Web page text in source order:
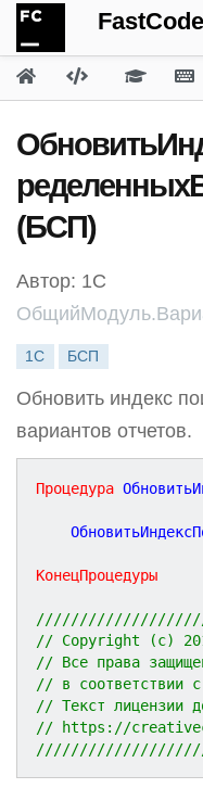
(БСП)
Автор: 1С
1С БСП
Обновить индекс
вариантов отчетов.
Процедура
КонецПроцедуры
// Copyright (c)
// Все права
// в соответствии
// Текст лицензии
// https://